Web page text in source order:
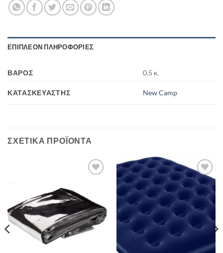
ΕΠΙΠΛΈΟΝ ΠΛΗΡΟΦΟΡΊΕΣ
ΒΆΡΟΣ 0.5 κ.
ΚΑΤΑΣΚΕΥΑΣΤΉΣ New Camp
ΣΧΕΤΙΚΆ ΠΡΟΪΌΝΤΑ
Add to
wishlist